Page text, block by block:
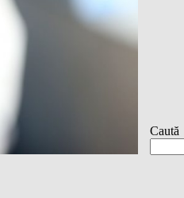
Caută